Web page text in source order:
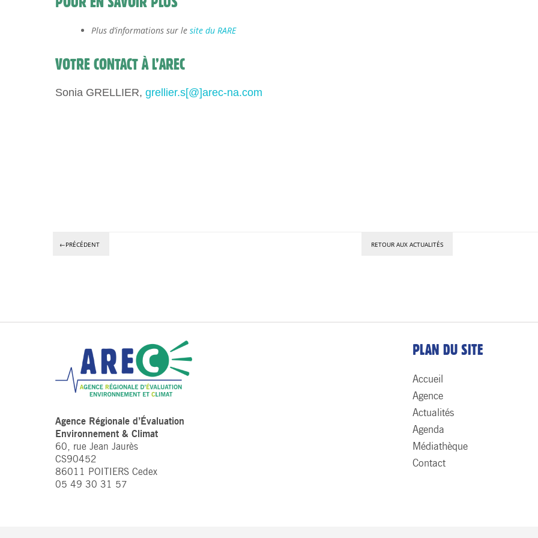
Plus d’informations sur le site du RARE
VOTRE CONTACT À L’AREC
Sonia GRELLIER, grellier.s[@]arec-na.com
←PRÉCÉDENT RETOUR AUX ACTUALITÉS
Agence Régionale d’Évaluation
Environnement & Climat
60, rue Jean Jaurès
CS90452
86011 POITIERS Cedex
05 49 30 31 57
PLAN DU SITE
Accueil
Agence
Actualités
Agenda
Médiathèque
Contact